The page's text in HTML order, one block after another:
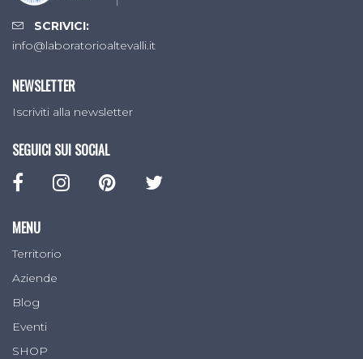
SCRIVICI:
info@laboratorioaltevalli.it
NEWSLETTER
Iscriviti alla newsletter
SEGUICI SUI SOCIAL
MENU
Territorio
Aziende
Blog
Eventi
SHOP